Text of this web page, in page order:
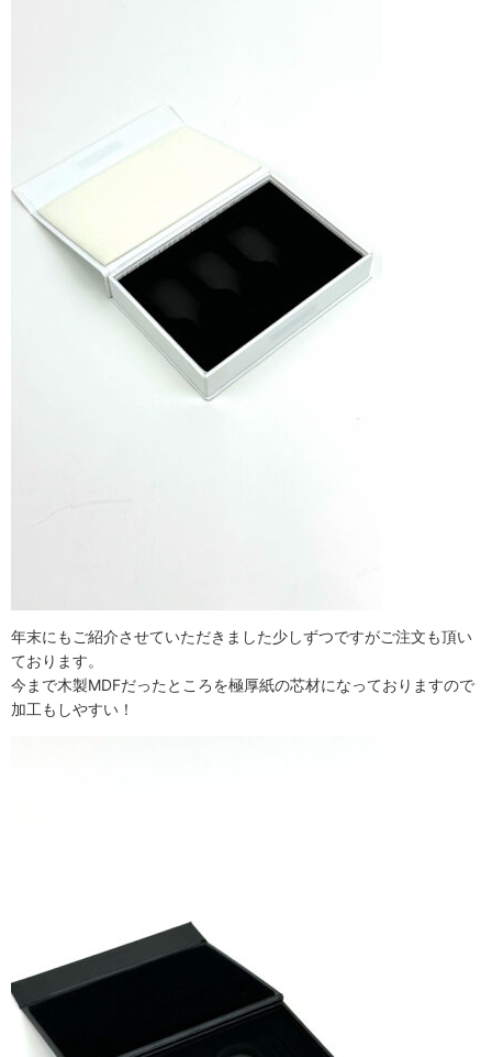
年末にもご紹介させていただきました少しずつですがご注文も頂い
ております。
今まで木製MDFだったところを極厚紙の芯材になっておりますので
加工もしやすい！